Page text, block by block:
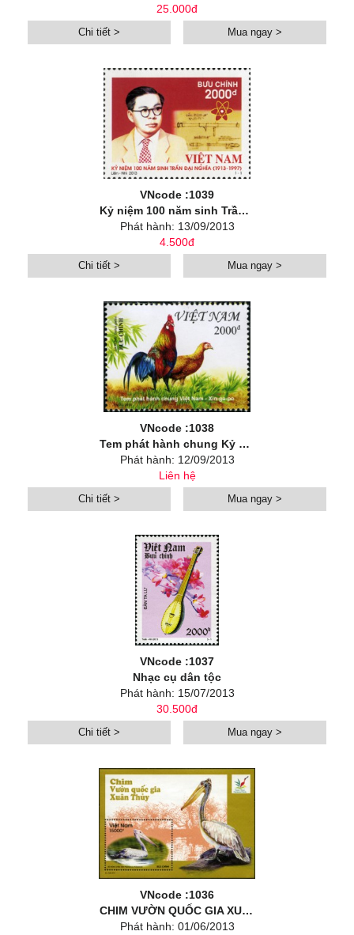
25.000đ
Chi tiết > Mua ngay >
VNcode :1039
Kỷ niệm 100 năm sinh Trần Đại Nghĩa (1913 - 1997)
Phát hành: 13/09/2013
4.500đ
Chi tiết > Mua ngay >
VNcode :1038
Tem phát hành chung Kỷ niệm 40 năm thiết lập quan hệ ngoại giao Việt Nam - Singapore
Phát hành: 12/09/2013
Liên hệ
Chi tiết > Mua ngay >
VNcode :1037
Nhạc cụ dân tộc
Phát hành: 15/07/2013
30.500đ
Chi tiết > Mua ngay >
VNcode :1036
CHIM VƯỜN QUỐC GIA XUÂN THUỶ
Phát hành: 01/06/2013